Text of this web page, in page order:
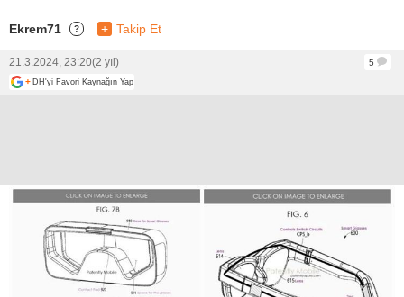
Ekrem71 ? + Takip Et
21.3.2024, 23:20(2 yıl)
5
+ DH'yi Favori Kaynağın Yap